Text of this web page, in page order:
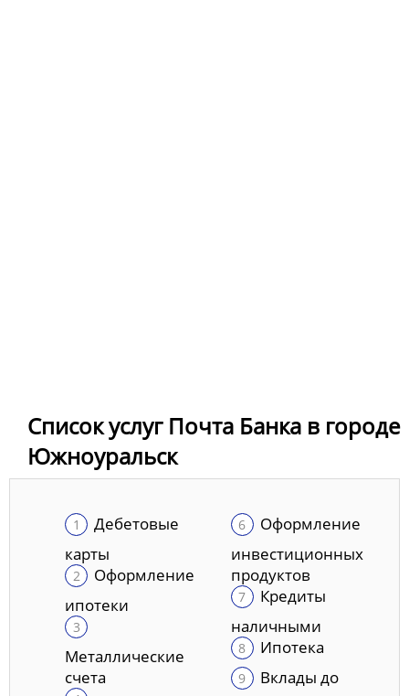
Список услуг Почта Банка в городе
Южноуральск
Дебетовые
карты
Оформление
ипотеки
Металлические
счета
Оформление
инвестиционных
продуктов
Кредиты
наличными
Ипотека
Вклады до